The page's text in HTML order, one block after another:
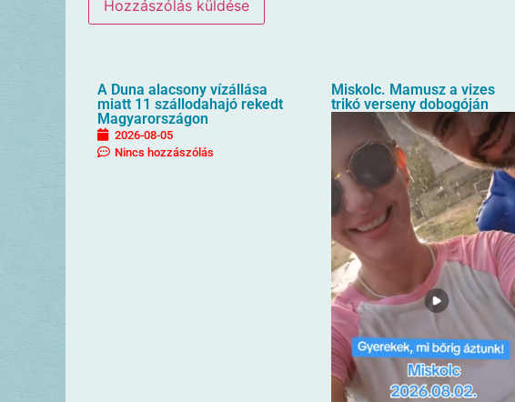
A Duna alacsony vízállása
miatt 11 szállodahajó rekedt
Magyarországon
2026-08-05
Nincs hozzászólás
Miskolc. Mamusz a vizes
trikó verseny dobogóján